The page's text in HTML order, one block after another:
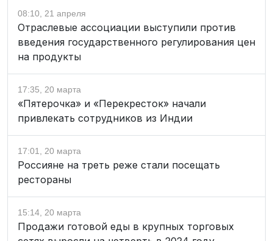
08:10, 21 апреля
Отраслевые ассоциации выступили против
введения государственного регулирования цен
на продукты
17:35, 20 марта
«Пятерочка» и «Перекресток» начали
привлекать сотрудников из Индии
17:01, 20 марта
Россияне на треть реже стали посещать
рестораны
15:14, 20 марта
Продажи готовой еды в крупных торговых